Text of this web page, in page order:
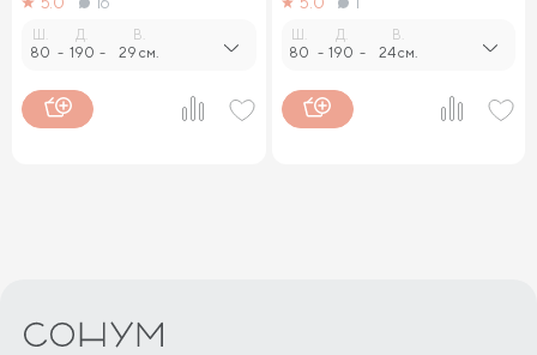
Ш.
80 -
Д.
190 -
В.
29 см.
Ш.
80 -
Д.
190 -
В.
24 см.